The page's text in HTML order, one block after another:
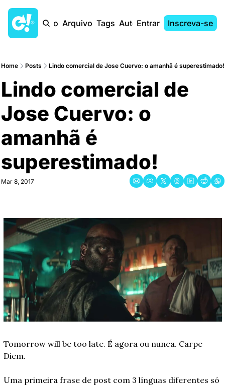
Início Arquivo Tags AutoresEntrar Inscreva-se
Home Posts Lindo comercial de Jose Cuervo: o amanhã é superestimado!
Lindo comercial de
Jose Cuervo: o
amanhã é
superestimado!
Mar 8, 2017
Tomorrow will be too late. É agora ou nunca. Carpe
Diem.
Uma primeira frase de post com 3 línguas diferentes só